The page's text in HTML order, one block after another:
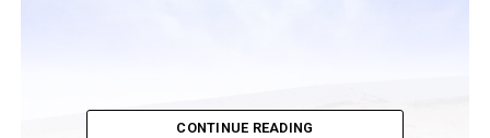
CONTINUE READING